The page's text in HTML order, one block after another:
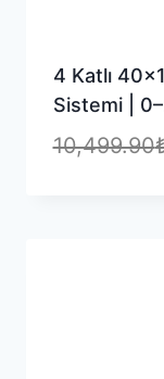
4 Katlı
Sistemi |
10,499.90